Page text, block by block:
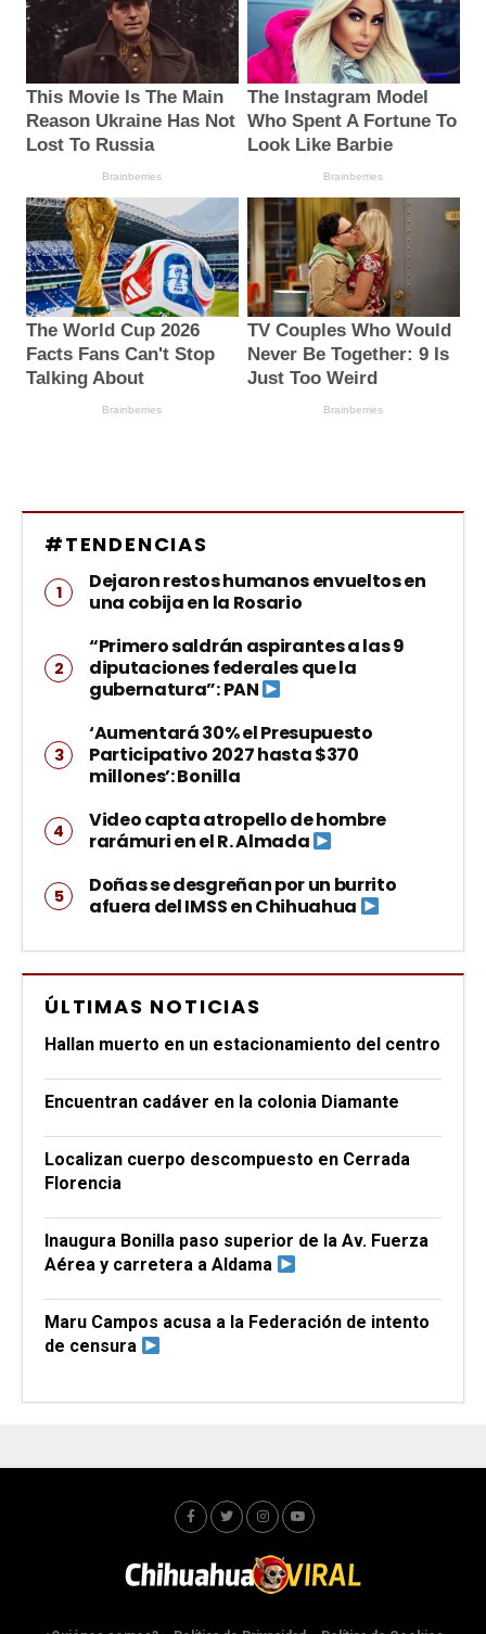
#TENDENCIAS
Dejaron restos humanos envueltos en
una cobija en la Rosario
“Primero saldrán aspirantes a las 9
diputaciones federales que la
gubernatura”: PAN
‘Aumentará 30% el Presupuesto
Participativo 2027 hasta $370
millones’: Bonilla
Video capta atropello de hombre
rarámuri en el R. Almada
Doñas se desgreñan por un burrito
afuera del IMSS en Chihuahua
ÚLTIMAS NOTICIAS
Hallan muerto en un estacionamiento del centro
Encuentran cadáver en la colonia Diamante
Localizan cuerpo descompuesto en Cerrada
Florencia
Inaugura Bonilla paso superior de la Av. Fuerza
Aérea y carretera a Aldama
Maru Campos acusa a la Federación de intento
de censura